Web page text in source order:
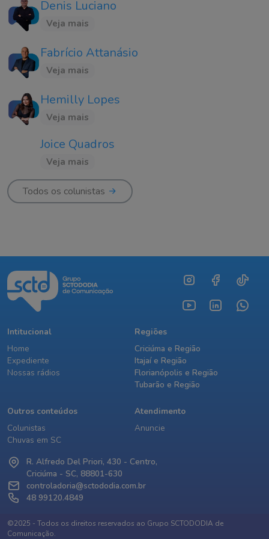
Denis Luciano
Veja mais
Fabrício Attanásio
Veja mais
Hemilly Lopes
Veja mais
Joice Quadros
Veja mais
Todos os colunistas
Intitucional
Home
Expediente
Nossas rádios
Regiões
Criciúma e Região
Itajaí e Região
Florianópolis e Região
Tubarão e Região
Outros conteúdos
Colunistas
Chuvas em SC
Atendimento
Anuncie
R. Alfredo Del Priori, 430 - Centro,
Criciúma - SC, 88801-630
controladoria@sctododia.com.br
48 99120.4849
©2025 - Todos os direitos reservados ao Grupo SCTODODIA de
Comunicação.